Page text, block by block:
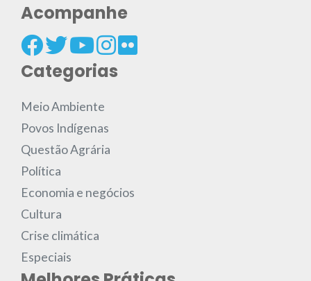
Acompanhe
Categorias
Meio Ambiente
Povos Indígenas
Questão Agrária
Política
Economia e negócios
Cultura
Crise climática
Especiais